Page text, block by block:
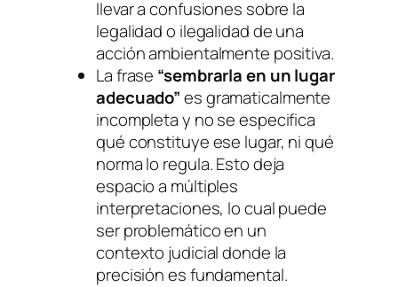
llevar a confusiones sobre la
legalidad o ilegalidad de una
acción ambientalmente positiva.
La frase “sembrarla en un lugar
adecuado”es gramaticalmente
incompleta y no se especifica
qué constituye ese lugar, ni qué
norma lo regula. Esto deja
espacio a múltiples
interpretaciones, lo cual puede
ser problemático en un
contexto judicial donde la
precisión es fundamental.